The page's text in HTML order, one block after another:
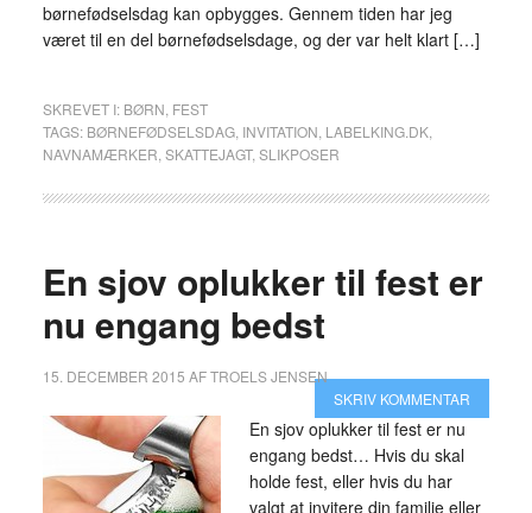
børnefødselsdag kan opbygges. Gennem tiden har jeg
været til en del børnefødselsdage, og der var helt klart […]
SKREVET I: BØRN FEST
TAGS: BØRNEFØDSELSDAG, INVITATION LABELKING.DK,
NAVNAMÆRKER SKATTEJAGT, SLIKPOSER
En sjov oplukker til fest er
nu engang bedst
15. DECEMBER 2015 AFTROELS JENSEN
SKRIV KOMMENTAR
En sjov oplukker til fest er nu
engang bedst… Hvis du skal
holde fest, eller hvis du har
valgt at invitere din familie eller